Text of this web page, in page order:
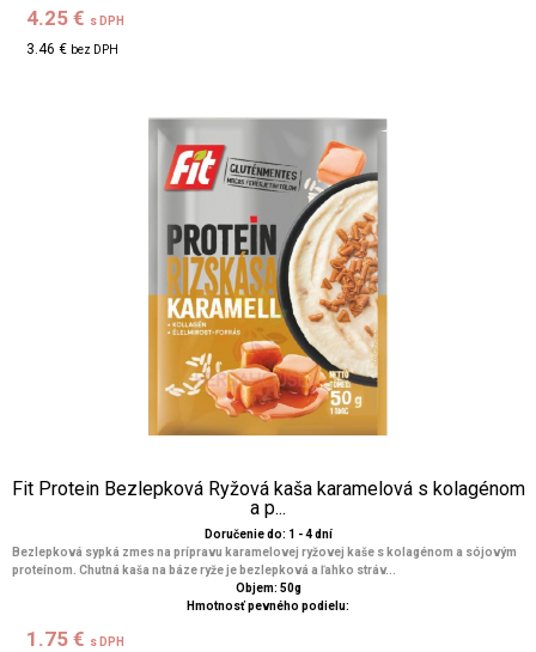
4.25 € s DPH
3.46 € bez DPH
Fit Protein Bezlepková Ryžová kaša karamelová s kolagénom
a p...
Doručenie do: 1 - 4 dní
Bezlepková sypká zmes na prípravu karamelovej ryžovej kaše s kolagénom a sójovým
proteínom. Chutná kaša na báze ryže je bezlepková a ľahko stráv...
Objem: 50g
Hmotnosť pevného podielu:
1.75 € s DPH